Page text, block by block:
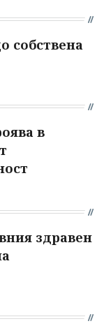
собствена
в
здравен